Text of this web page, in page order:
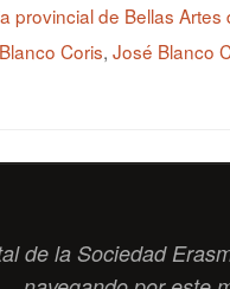
provincial de Bellas
Coris, José Blanco
de la Sociedad